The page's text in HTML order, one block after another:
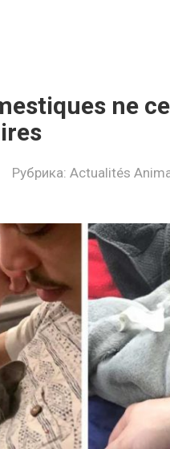
ne
Рубрика: Actualités